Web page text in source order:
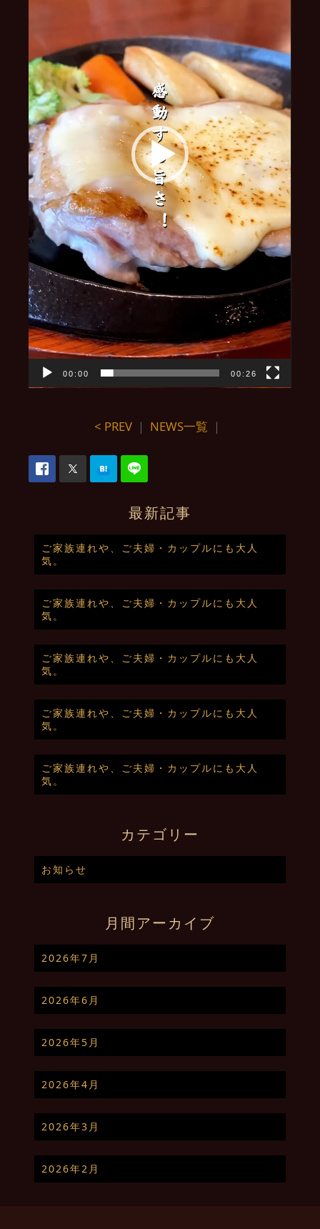
00:00 00:26
< PREV ｜ NEWS一覧 ｜
最新記事
ご家族連れや、ご夫婦・カップルにも大人
気。
ご家族連れや、ご夫婦・カップルにも大人
気。
ご家族連れや、ご夫婦・カップルにも大人
気。
ご家族連れや、ご夫婦・カップルにも大人
気。
ご家族連れや、ご夫婦・カップルにも大人
気。
カテゴリー
お知らせ
月間アーカイブ
2026年7月
2026年6月
2026年5月
2026年4月
2026年3月
2026年2月